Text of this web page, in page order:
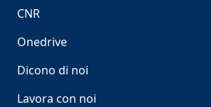
CNR
Onedrive
Dicono di noi
Lavora con noi